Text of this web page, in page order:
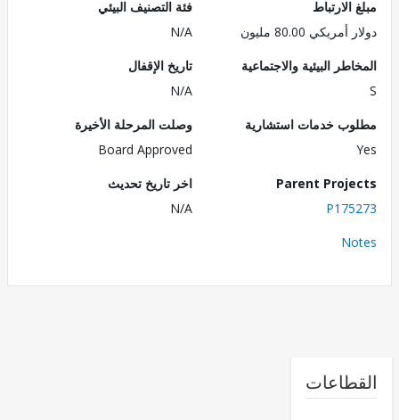
80.00 مليون
فئة التصنيف البيئي
البيئية والاجتماعية
تاريخ الإقفال
خدمات استشارية
وصلت المرحلة الأخيرة
Board Approved
Parent
اخر تاريخ تحديث